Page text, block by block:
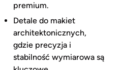
premium.
Detale do makiet
architektonicznych,
gdzie precyzja i
stabilność wymiarowa są